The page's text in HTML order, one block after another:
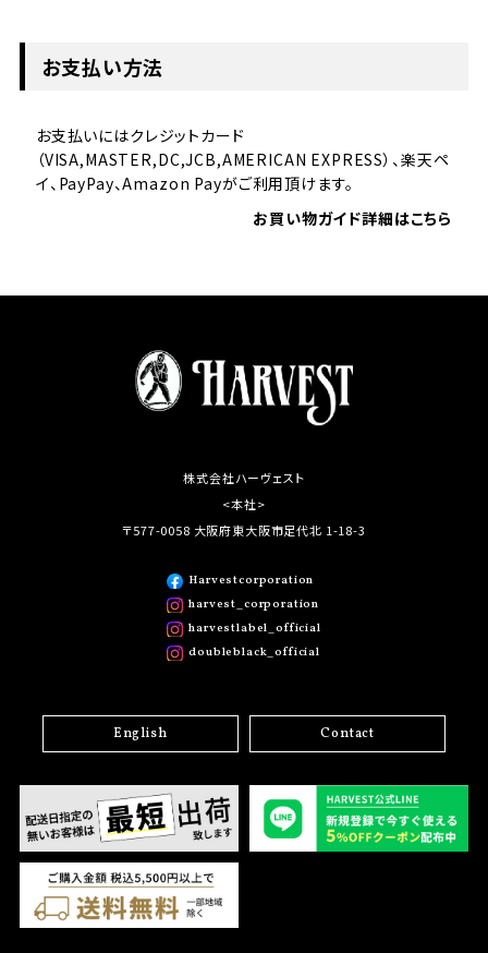
お支払い方法
お支払いにはクレジットカード
（VISA,MASTER,DC,JCB,AMERICAN EXPRESS）、楽天ペ
イ、PayPay、Amazon Payがご利用頂けます。
お買い物ガイド詳細はこちら
株式会社ハーヴェスト
<本社>
〒577-0058 大阪府東大阪市足代北 1-18-3
Harvestcorporation
harvest_corporation
harvestlabel_official
doubleblack_official
English Contact